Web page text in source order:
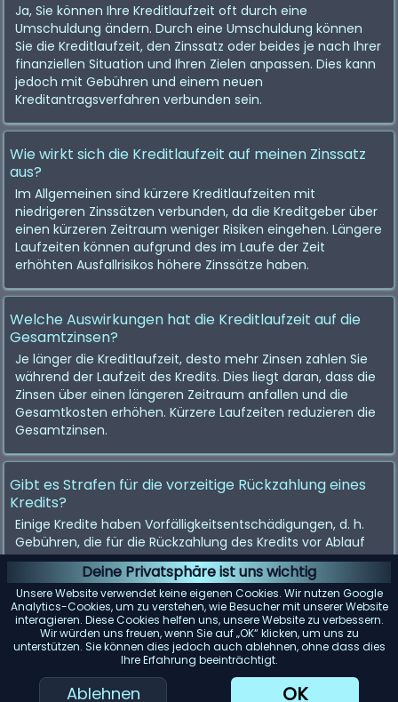
Deine Privatsphäre ist uns wichtig
Unsere Website verwendet keine eigenen Cookies. Wir nutzen Google
Analytics-Cookies, um zu verstehen, wie Besucher mit unserer Website
interagieren. Diese Cookies helfen uns, unsere Website zu verbessern.
Wir würden uns freuen, wenn Sie auf „OK“ klicken, um uns zu
unterstützen. Sie können dies jedoch auch ablehnen, ohne dass dies
Ihre Erfahrung beeinträchtigt.
Ablehnen OK
Ja, Sie können Ihre Kreditlaufzeit oft durch eine
Umschuldung ändern. Durch eine Umschuldung können
Sie die Kreditlaufzeit, den Zinssatz oder beides je nach Ihrer
finanziellen Situation und Ihren Zielen anpassen. Dies kann
jedoch mit Gebühren und einem neuen
Kreditantragsverfahren verbunden sein.
Wie wirkt sich die Kreditlaufzeit auf meinen Zinssatz
aus?
Im Allgemeinen sind kürzere Kreditlaufzeiten mit
niedrigeren Zinssätzen verbunden, da die Kreditgeber über
einen kürzeren Zeitraum weniger Risiken eingehen. Längere
Laufzeiten können aufgrund des im Laufe der Zeit
erhöhten Ausfallrisikos höhere Zinssätze haben.
Welche Auswirkungen hat die Kreditlaufzeit auf die
Gesamtzinsen?
Je länger die Kreditlaufzeit, desto mehr Zinsen zahlen Sie
während der Laufzeit des Kredits. Dies liegt daran, dass die
Zinsen über einen längeren Zeitraum anfallen und die
Gesamtkosten erhöhen. Kürzere Laufzeiten reduzieren die
Gesamtzinsen.
Gibt es Strafen für die vorzeitige Rückzahlung eines
Kredits?
Einige Kredite haben Vorfälligkeitsentschädigungen, d. h.
Gebühren, die für die Rückzahlung des Kredits vor Ablauf
der Laufzeit erhoben werden. Es ist wichtig, Ihren
Kreditvertrag auf solche Strafen zu prüfen, bevor Sie
zusätzliche Zahlungen leisten oder den Kredit vorzeitig
zurückzahlen.